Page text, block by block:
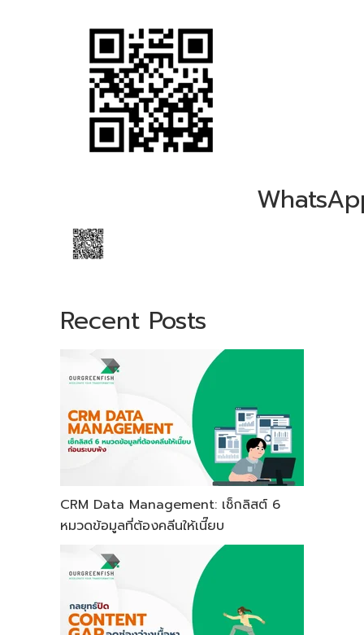
Recent Posts
CRM Data Management: เช็กลิสต์ 6
หมวดข้อมูลที่ต้องคลีนให้เนี๊ยบ